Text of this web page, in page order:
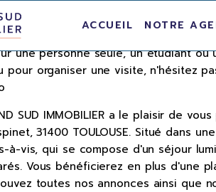
ACCUEIL NOTRE
de 23 m² situé au 2 ème étage
et entièrement équipée ainsi
une personne seule, un étudiant
pour organiser une visite, n'hésitez
SUD IMMOBILIER a le plaisir de
31400 TOULOUSE. Situé dans
à-vis, qui se compose d'un séjour
Vous bénéficierez en plus d'une
toutes nos annonces ainsi que